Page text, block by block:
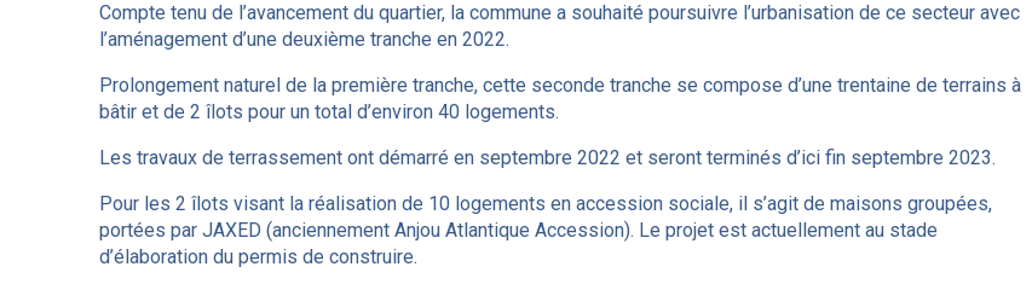
Compte tenu de l’avancement du quartier, la commune a souhaité poursuivre l’urbanisation de ce secteur avec
l’aménagement d’une deuxième tranche en 2022.
Prolongement naturel de la première tranche, cette seconde tranche se compose d’une trentaine de terrains à
bâtir et de 2 îlots pour un total d’environ 40 logements.
Les travaux de terrassement ont démarré en septembre 2022 et seront terminés d’ici fin septembre 2023.
Pour les 2 îlots visant la réalisation de 10 logements en accession sociale, il s’agit de maisons groupées,
portées par JAXED (anciennement Anjou Atlantique Accession). Le projet est actuellement au stade
d’élaboration du permis de construire.